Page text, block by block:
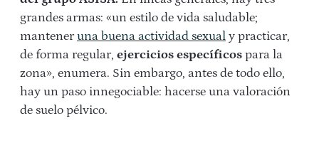
grandes armas: «un estilo de vida saludable;
manteneruna buena actividad sexual y practicar,
de forma regular, ejercicios específicos para la
zona», enumera. Sin embargo, antes de todo ello,
hay un paso innegociable: hacerse una valoración
de suelo pélvico.